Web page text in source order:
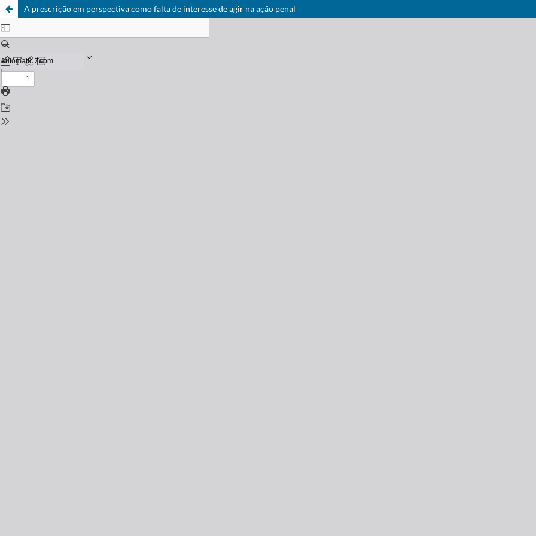
A prescrição em perspectiva como falta de interesse de agir na ação penal